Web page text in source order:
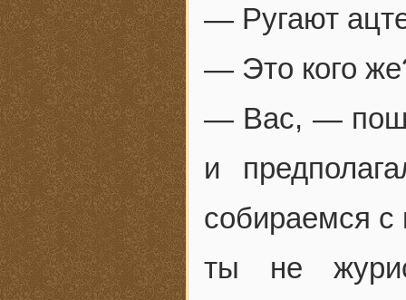
— Ругают
— Это кого
— Вас, —
и
собираемся
ты не